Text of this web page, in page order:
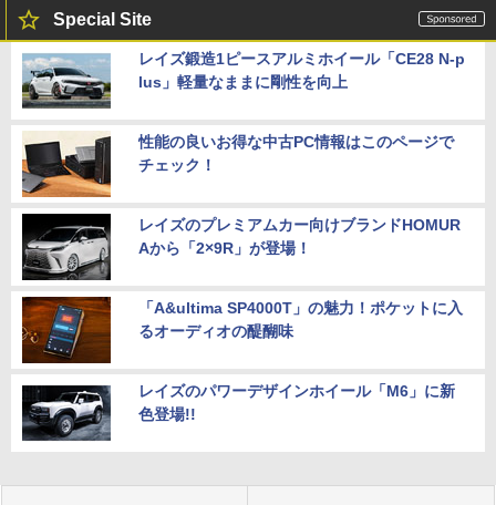
Special Site
レイズ鍛造1ピースアルミホイール「CE28 N-p
lus」軽量なままに剛性を向上
性能の良いお得な中古PC情報はこのページで
チェック！
レイズのプレミアムカー向けブランドHOMUR
Aから「2×9R」が登場！
「A&ultima SP4000T」の魅力！ポケットに入
るオーディオの醍醐味
レイズのパワーデザインホイール「M6」に新
色登場!!